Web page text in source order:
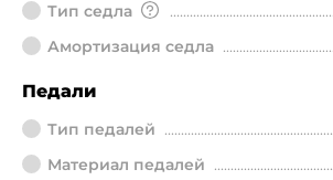
Тип седла
Амортизация седла
Педали
Тип педалей
Материал педалей